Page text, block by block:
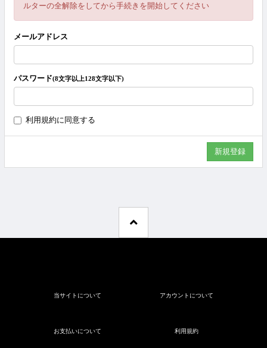
ルターの全解除をしてから手続きを開始してください
メールアドレス
パスワード(8文字以上128文字以下)
利用規約に同意する
当サイトについて アカウントについて
お支払いについて 利用規約